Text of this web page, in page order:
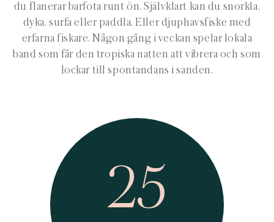
du flanerar barfota runt ön. Självklart kan du snorkla,
dyka, surfa eller paddla. Eller djuphavsfiske med
erfarna fiskare. Någon gång i veckan spelar lokala
band som får den tropiska natten att vibrera och som
lockar till spontandans i sanden.
25